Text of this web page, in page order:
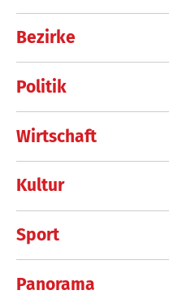
Bezirke
Politik
Wirtschaft
Kultur
Sport
Panorama